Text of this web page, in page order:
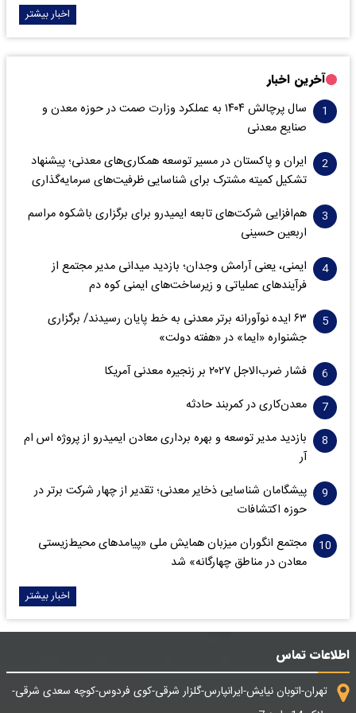
اخبار بیشتر
آخرین اخبار
سال پرچالش ۱۴۰۴ به عملکرد وزارت صمت در حوزه معدن و
صنایع معدنی
ایران و پاکستان در مسیر توسعه همکاری‌های معدنی؛ پیشنهاد
تشکیل کمیته مشترک برای شناسایی ظرفیت‌های سرمایه‌گذاری
هم‌افزایی شرکت‌های تابعه ایمیدرو برای برگزاری باشکوه مراسم
اربعین حسینی
ایمنی، یعنی آرامش وجدان؛ بازدید میدانی مدیر مجتمع از
فرآیندهای عملیاتی و زیرساخت‌های ایمنی کوه دم
۶۳ ایده نوآورانه برتر معدنی به خط پایان رسیدند/ برگزاری
جشنواره «ایما» در «هفته دولت»
فشار ضرب‌الاجل ۲۰۲۷ بر زنجیره معدنی آمریکا
معدن‌کاری در کمربند حادثه
بازدید مدیر توسعه و بهره برداری معادن ایمیدرو از پروژه اس ام
آر
پیشگامان شناسایی ذخایر معدنی؛ تقدیر از چهار شرکت برتر در
حوزه اکتشافات‌
مجتمع انگوران میزبان همایش ملی «پیامدهای محیط‌زیستی
معادن در مناطق چهارگانه» شد
اخبار بیشتر
اطلاعات تماس
تهران-اتوبان نیایش-ایرانپارس-گلزار شرقی-کوی فردوس-کوچه سعدی شرقی-